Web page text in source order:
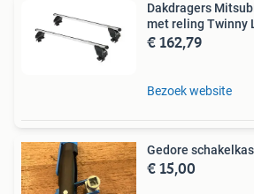
Dakdragers
met reling Twinny
€ 162,79
Bezoek website
Gedore
€ 15,00